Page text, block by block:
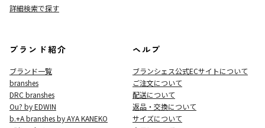
詳細検索で探す
ブランド紹介
ブランド一覧
branshes
DRC branshes
Ou? by EDWIN
b.+A branshes by AYA KANEKO
ヘルプ
ブランシェス公式ECサイトについて
ご注文について
配送について
返品・交換について
サイズについて